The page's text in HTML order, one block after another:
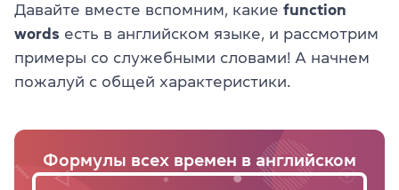
Давайте вместе вспомним, какие function
words есть в английском языке, и рассмотрим
примеры со служебными словами! А начнем
пожалуй с общей характеристики.
Формулы всех времен в английском